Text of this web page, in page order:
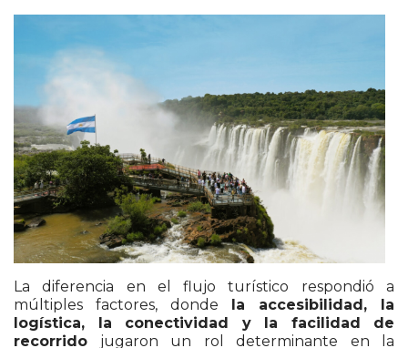
La diferencia en el flujo turístico respondió a
múltiples factores, donde
la accesibilidad, la
logística, la conectividad y la facilidad de
recorrido jugaron un rol determinante en la